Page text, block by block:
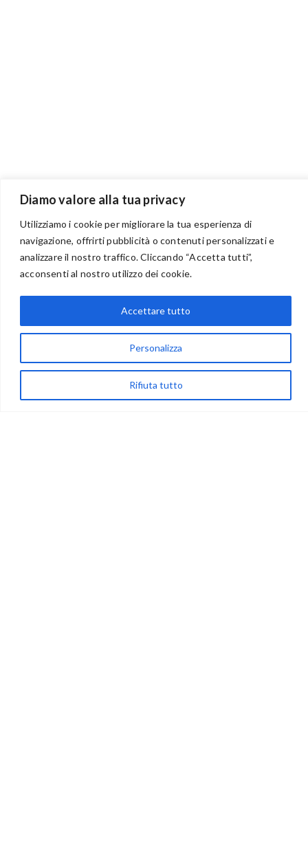
Diamo valore alla tua privacy
Utilizziamo i cookie per migliorare la tua esperienza di
navigazione, offrirti pubblicità o contenuti personalizzati e
analizzare il nostro traffico. Cliccando “Accetta tutti”,
acconsenti al nostro utilizzo dei cookie.
Personalizza
Rifiuta tutto
Accettare tutto
BENVENUTI NEL PORTALE RIVENDITORI
via Acqua delle Noci 12
83024 Monteforte Irpino (AV)
(+39) 081-7777233